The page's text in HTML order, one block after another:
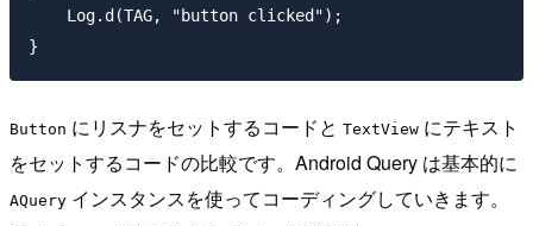
    Log.d(TAG, "button clicked");
Button にリスナをセットするコードと TextView にテキスト
をセットするコードの比較です。Android Query は基本的に
AQuery インスタンスを使ってコーディングしていきます。